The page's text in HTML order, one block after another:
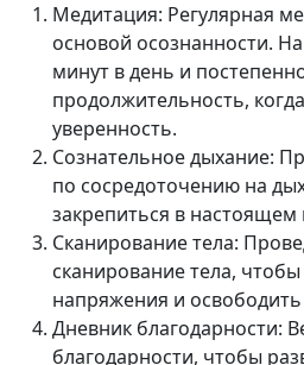
Медитация: Регулярная
основой осознанности.
минут в день и
продолжительность,
уверенность.
Сознательное дыхание:
по сосредоточению на
закрепиться в
Сканирование тела:
сканирование тела,
напряжения и освободить
Дневник благодарности:
благодарности, чтобы